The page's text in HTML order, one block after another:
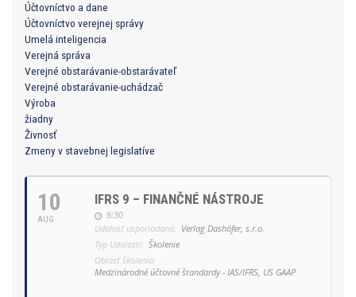
Účtovníctvo a dane
Účtovníctvo verejnej správy
Umelá inteligencia
Verejná správa
Verejné obstarávanie-obstarávateľ
Verejné obstarávanie-uchádzač
Výroba
žiadny
Živnosť
Zmeny v stavebnej legislatíve
10
AUG
IFRS 9 – FINANČNÉ NÁSTROJE
8:30
Udalosť usporiadaná: Verlag Dashöfer, s.r.o.
Typ Udalosti: Školenie
Oblasť školenia:
Medzinárodné účtovné štandardy - IAS/IFRS, US GAAP